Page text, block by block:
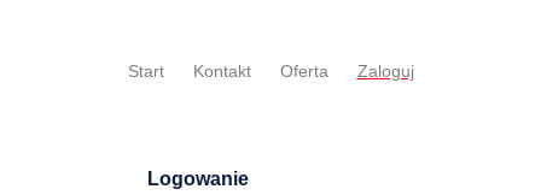
Start Kontakt Oferta Zaloguj
Logowanie